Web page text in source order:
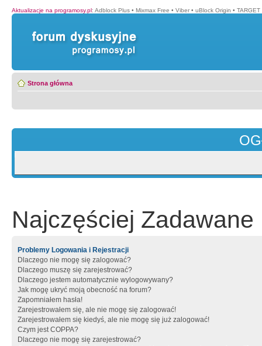
Aktualizacje na programosy.pl: Adblock Plus • Mixmax Free • Viber • uBlock Origin •
Strona główna
Najczęściej Zadawane
Problemy Logowania i Rejestracji
Dlaczego nie mogę się zalogować?
Dlaczego muszę się zarejestrować?
Dlaczego jestem automatycznie wylogowywany?
Jak mogę ukryć moją obecność na forum?
Zapomniałem hasła!
Zarejestrowałem się, ale nie mogę się zalogować!
Zarejestrowałem się kiedyś, ale nie mogę się już zalogować!
Czym jest COPPA?
Dlaczego nie mogę się zarejestrować?